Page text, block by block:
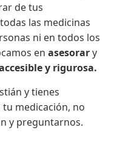
de tus
las medicinas
ni en todos los
enasesorary
y rigurosa.
y tienes
medicación, no
y preguntarnos.